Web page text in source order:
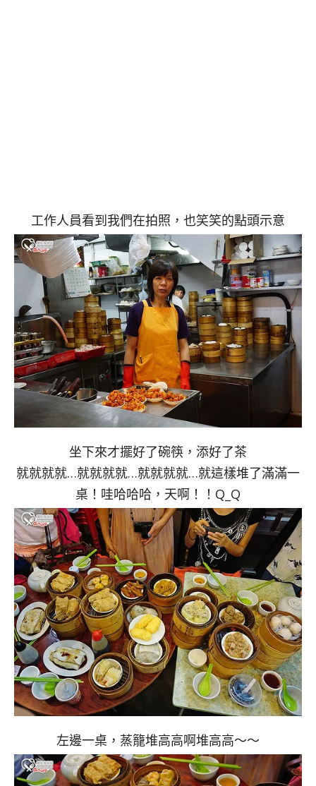
工作人員看到我們在拍照，也笑笑的點頭示意
坐下來才擺好了碗筷，添好了茶
就就就就…就就就就…就就就就…就這樣堆了滿滿一
桌！哇哈哈哈，天啊！！Q_Q
左邊一桌，蒸籠堆高高啊堆高高～～